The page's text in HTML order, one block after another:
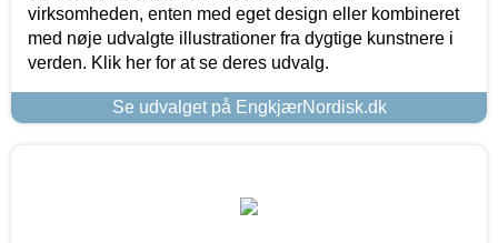
virksomheden, enten med eget design eller kombineret
med nøje udvalgte illustrationer fra dygtige kunstnere i
verden. Klik her for at se deres udvalg.
Se udvalget på EngkjærNordisk.dk